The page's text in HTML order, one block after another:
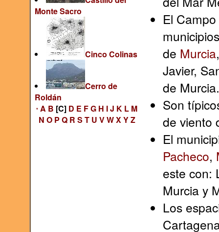
Monte Sacro
Cinco Colinas
Cerro de
Roldán
* A B [C] D E FG H IJ K L M
N O P Q R S T U VWXYZ
El
de Murcia
Javier,
de Murcia.
Son
de viento
El
Pacheco,
este con:
Murcia y
Los